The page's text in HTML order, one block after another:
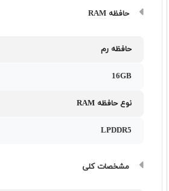
حافظه RAM
حافظه رم
16GB
نوع حافظه RAM
LPDDR5
مشخصات کلی